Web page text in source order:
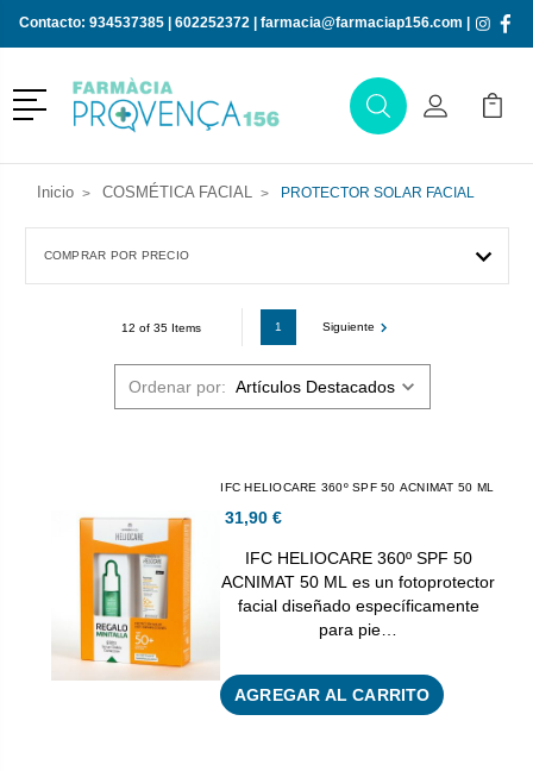
Contacto: 934537385| 602252372| farmacia@farmaciap156.com
Menú
BuscarMi Cuenta
Mi
Inicio COSMÉTICA FACIAL PROTECTOR SOLAR FACIAL
COMPRAR POR PRECIO
12 of 35 Items 1 Siguiente
Ordenar por:
IFC HELIOCARE 360º SPF 50 ACNIMAT 50 ML
31,90 €
IFC HELIOCARE 360º SPF 50
ACNIMAT 50 ML es un fotoprotector
facial diseñado específicamente
para pie…
AGREGAR AL CARRITO